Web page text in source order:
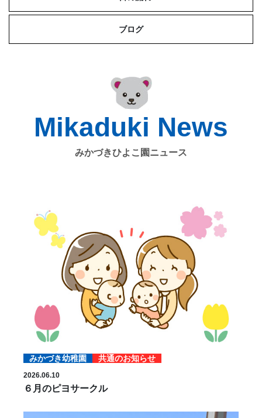
ブログ
Mikaduki News
みかづきひよこ園ニュース
みかづき幼稚園 共通のお知らせ
2026.06.10
６月のピヨサークル